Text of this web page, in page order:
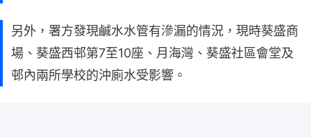
另外，署方發現鹹水水管有滲漏的情況，現時葵盛商
場、葵盛西邨第7至10座、月海灣、葵盛社區會堂及
邨內兩所學校的沖廁水受影響。